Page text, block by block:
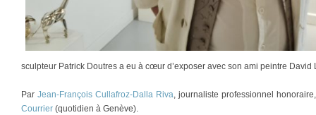
sculpteur Patrick Doutres a eu à cœur d’exposer avec son ami peintre
Par Jean-François Cullafroz-Dalla Riva, journaliste professionnel
Courrier (quotidien à Genève).